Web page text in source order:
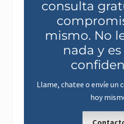
consulta
mismo. No
nada y es
Llame, chatee o envíe un
hoy